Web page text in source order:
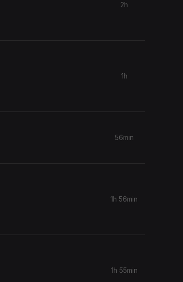
2h
1h
56min
1h 56min
1h 55min